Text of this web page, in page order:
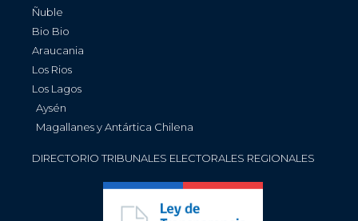
Ñuble
Bio Bio
Araucania
Los Rios
Los Lagos
Aysén
Magallanes y Antártica Chilena
DIRECTORIO TRIBUNALES ELECTORALES REGIONALES